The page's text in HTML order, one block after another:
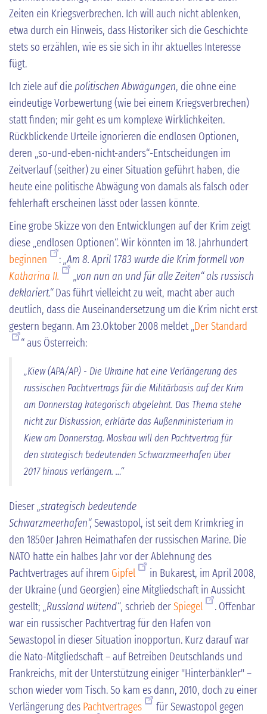
Zeiten ein Kriegsverbrechen. Ich will auch nicht ablenken,
etwa durch ein Hinweis, dass Historiker sich die Geschichte
stets so erzählen, wie es sie sich in ihr aktuelles Interesse
fügt.
Ich ziele auf die politischen Abwägungen, die ohne eine
eindeutige Vorbewertung (wie bei einem Kriegsverbrechen)
statt finden; mir geht es um komplexe Wirklichkeiten.
Rückblickende Urteile ignorieren die endlosen Optionen,
deren „so-und-eben-nicht-anders“-Entscheidungen im
Zeitverlauf (seither) zu einer Situation geführt haben, die
heute eine politische Abwägung von damals als falsch oder
fehlerhaft erscheinen lässt oder lassen könnte.
Eine grobe Skizze von den Entwicklungen auf der Krim zeigt
diese „endlosen Optionen“. Wir könnten im 18. Jahrhundert
beginnen
:„Am 8. April 1783 wurde die Krim formell von
Katharina II.
„von nun an und für alle Zeiten“ als russisch
deklariert.“Das führt vielleicht zu weit, macht aber auch
deutlich, dass die Auseinandersetzung um die Krim nicht erst
gestern begann. Am 23.Oktober 2008 meldet „Der Standard
“ aus Österreich:
„Kiew (APA/AP) - Die Ukraine hat eine Verlängerung des
russischen Pachtvertrags für die Militärbasis auf der Krim
am Donnerstag kategorisch abgelehnt. Das Thema stehe
nicht zur Diskussion, erklärte das Außenministerium in
Kiew am Donnerstag. Moskau will den Pachtvertrag für
den strategisch bedeutenden Schwarzmeerhafen über
2017 hinaus verlängern. …“
Dieser„strategisch bedeutende
Schwarzmeerhafen“,Sewastopol, ist seit dem Krimkrieg in
den 1850er Jahren Heimathafen der russischen Marine. Die
NATO hatte ein halbes Jahr vor der Ablehnung des
Pachtvertrages auf ihrem Gipfel
in Bukarest, im April 2008,
der Ukraine (und Georgien) eine Mitgliedschaft in Aussicht
gestellt; „Russland wütend“, schrieb derSpiegel
. Offenbar
war ein russischer Pachtvertrag für den Hafen von
Sewastopol in dieser Situation inopportun. Kurz darauf war
die Nato-Mitgliedschaft – auf Betreiben Deutschlands und
Frankreichs, mit der Unterstützung einiger "Hinterbänkler" –
schon wieder vom Tisch. So kam es dann, 2010, doch zu einer
Verlängerung des Pachtvertrages
für Sewastopol gegen